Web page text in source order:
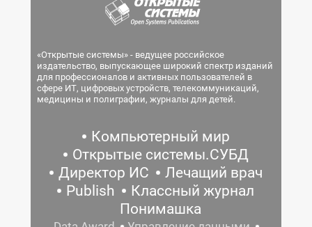
«Открытые системы» - ведущее российское
издательство, выпускающее широкий спектр изданий
для профессионалов и активных пользователей в
сфере ИТ, цифровых устройств, телекоммуникаций,
медицины и полиграфии, журналы для детей.
Компьютерный мир
Открытые системы.СУБД
Директор ИС
Лечащий врач
Publish
Классный журнал
Понимашка